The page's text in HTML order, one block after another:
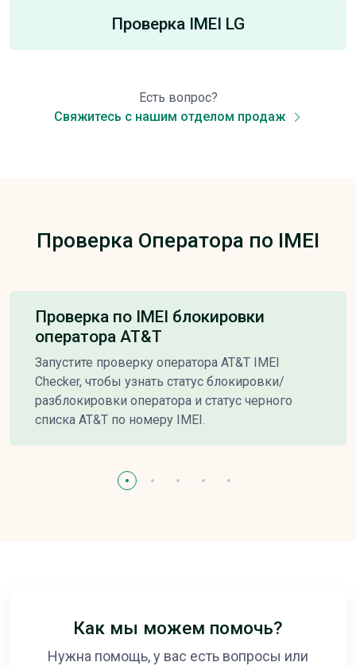
Проверка IMEI LG
Есть вопрос?
Свяжитесь с нашим отделом продаж
Проверка Оператора по IMEI
Проверка по IMEI блокировки
оператора AT&T
Запустите проверку оператора AT&T IMEI
Checker, чтобы узнать статус блокировки/
разблокировки оператора и статус черного
списка AT&T по номеру IMEI.
Как мы можем помочь?
Нужна помощь, у вас есть вопросы или